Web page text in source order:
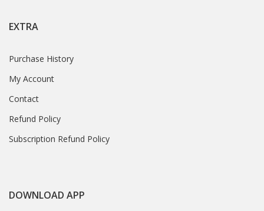
EXTRA
Purchase History
My Account
Contact
Refund Policy
Subscription Refund Policy
DOWNLOAD APP